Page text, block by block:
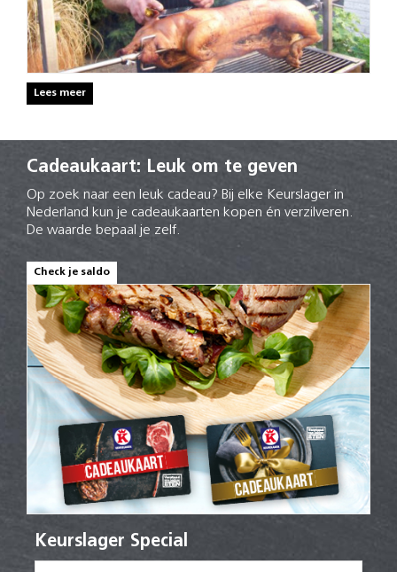
Lees meer
Cadeaukaart: Leuk om te geven
Op zoek naar een leuk cadeau? Bij elke Keurslager in
Nederland kun je cadeaukaarten kopen én verzilveren.
De waarde bepaal je zelf.
Check je saldo
Keurslager Special